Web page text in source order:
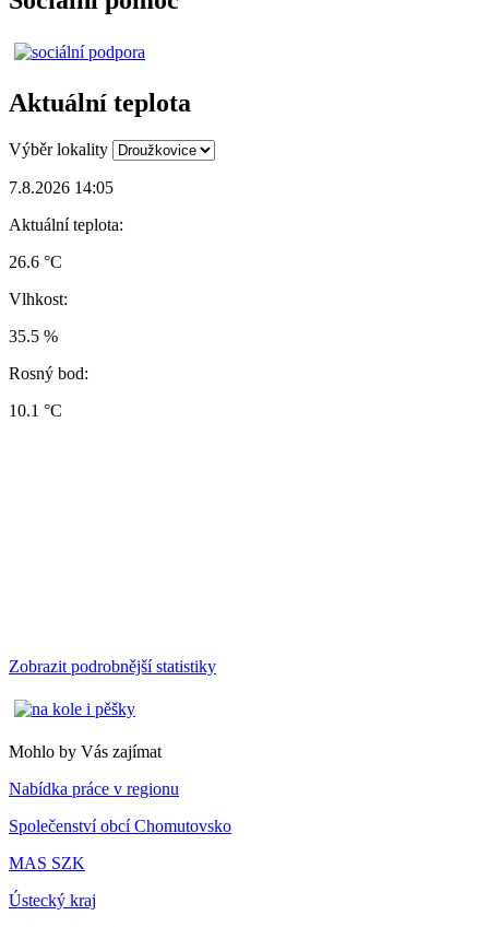
Aktuální teplota
Výběr lokality
7.8.2026 14:05
Aktuální teplota:
26.6 °C
Vlhkost:
35.5 %
Rosný bod:
10.1 °C
Zobrazit podrobnější statistiky
Mohlo by Vás zajímat
Nabídka práce v regionu
Společenství obcí Chomutovsko
MAS SZK
Ústecký kraj